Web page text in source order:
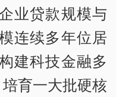
业贷款规模与
连续多年位居
建科技金融多
育一大批硬核